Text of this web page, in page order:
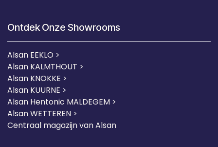
Ontdek Onze Showrooms
Alsan EEKLO >
Alsan KALMTHOUT >
Alsan KNOKKE >
Alsan KUURNE >
Alsan Hentonic MALDEGEM >
Alsan WETTEREN >
Centraal magazijn van Alsan